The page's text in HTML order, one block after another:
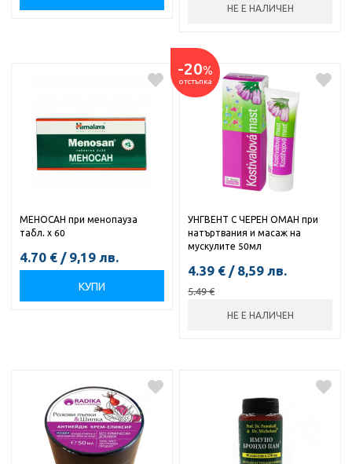
НЕ Е НАЛИЧЕН
МЕНОСАН при менопауза
табл. х 60
4.70 € / 9,19 лв.
КУПИ
-20%
отстъпка
УНГВЕНТ С ЧЕРЕН ОМАН при
натъртвания и масаж на
мускулите 50мл
4.39 € / 8,59 лв.
5.49€
НЕ Е НАЛИЧЕН